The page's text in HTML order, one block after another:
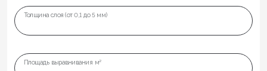
Толщина слоя (от 0,1 до 5 мм)
Площадь выравнивания м²